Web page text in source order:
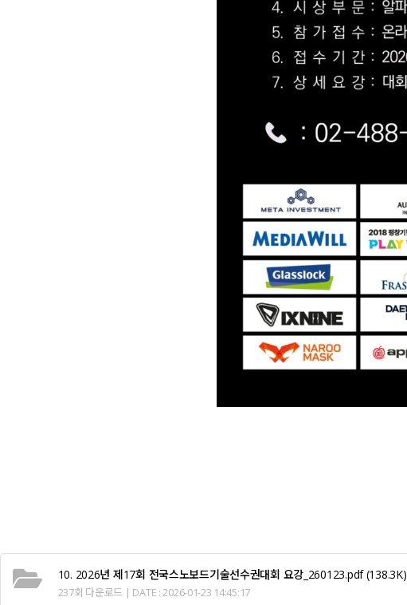
10. 2026년 제17회 전국스노보드기술선수권대회 요강_260123.pdf(138.3K)
237회 다운로드 | DATE : 2026-01-23 14:45:17